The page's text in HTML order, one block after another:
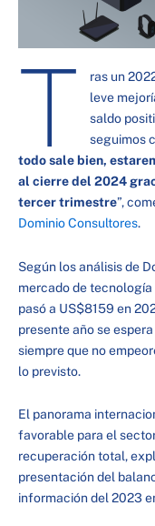
T
ras un
leve
saldo
seguimos
todo sale bien,
al cierre del 2024
tercer trimestre”,
Dominio Consultores.
Según los análisis de
mercado de
pasó a US$8159 en
presente año se
siempre que no
lo previsto.
El panorama
favorable para el
recuperación total,
presentación del
información del 2023